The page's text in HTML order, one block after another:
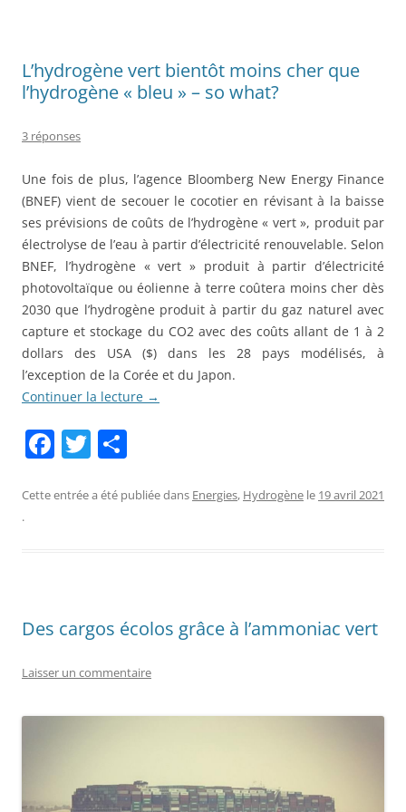
o
k
L’hydrogène vert bientôt moins cher que
l’hydrogène « bleu » – so what?
3 réponses
Une fois de plus, l’agence Bloomberg New Energy Finance
(BNEF) vient de secouer le cocotier en révisant à la baisse
ses prévisions de coûts de l’hydrogène « vert », produit par
électrolyse de l’eau à partir d’électricité renouvelable. Selon
BNEF, l’hydrogène « vert » produit à partir d’électricité
photovoltaïque ou éolienne à terre coûtera moins cher dès
2030 que l’hydrogène produit à partir du gaz naturel avec
capture et stockage du CO2 avec des coûts allant de 1 à 2
dollars des USA ($) dans les 28 pays modélisés, à
l’exception de la Corée et du Japon.
Continuer la lecture →
F
c
o
k
T
itt ta
Cette entrée a été publiée dans Energies, Hydrogène le 19 avril 2021
.
Des cargos écolos grâce à l’ammoniac vert
Laisser un commentaire